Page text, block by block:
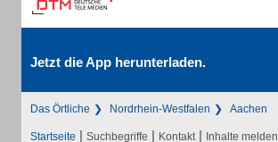
Jetzt die App herunterladen.
Das Örtliche Nordrhein-Westfalen Aachen
Startseite | Suchbegriffe | Kontakt | Inhalte melden